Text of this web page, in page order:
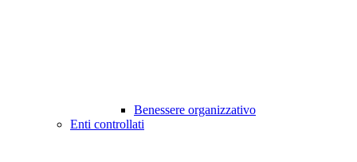
Benessere organizzativo
Enti controllati